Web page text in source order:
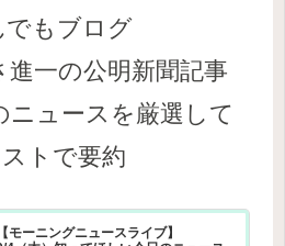
でもブログ
進一の公明新聞記事
ニュースを厳選して
トで要約
【モーニングニュースライブ】